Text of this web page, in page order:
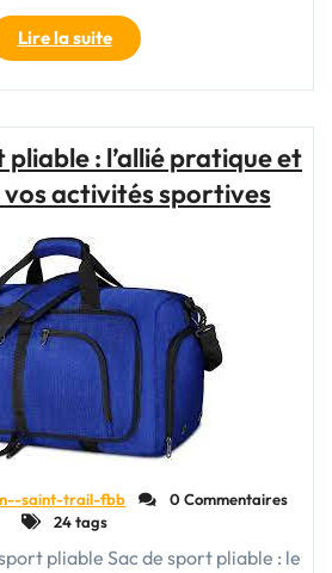
Lire la suite"Le
Sac
de
Souple
:
Votre
et
Polyvalent
pour
Toutes
Vos
Aventures"
pliable : l’allié pratique et
activités sportives
saint-trail-fbb
0 Commentaires
24 tags
pliable Sac de sport pliable : le